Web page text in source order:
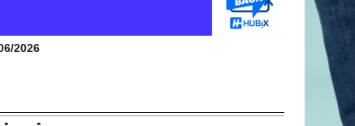
2026